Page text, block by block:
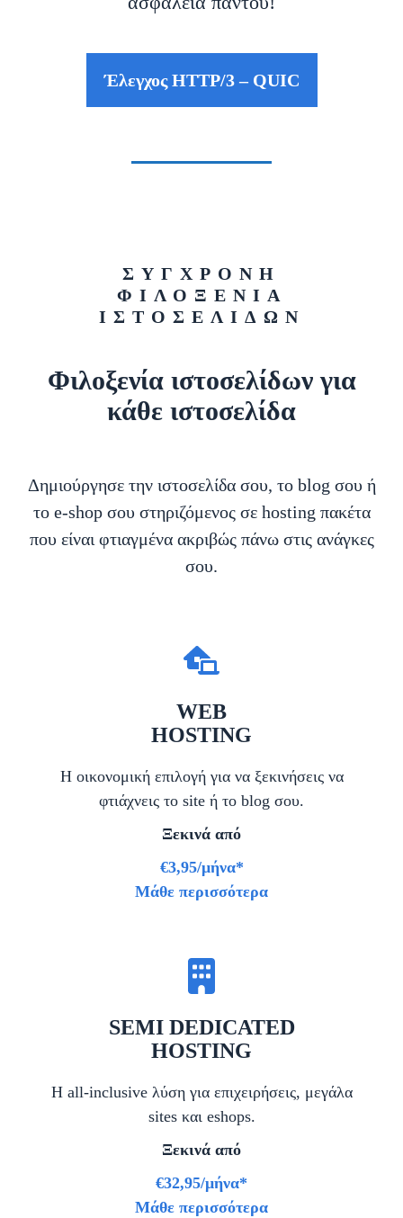
Έλεγχος HTTP/3 – QUIC
ΣΥΓΧΡΟΝΗ
ΦΙΛΟΞΕΝΙΑ
ΙΣΤΟΣΕΛΙΔΩΝ
Φιλοξενία ιστοσελίδων για
κάθε ιστοσελίδα
Δημιούργησε την ιστοσελίδα σου, το blog σου ή
το e-shop σου στηριζόμενος σε hosting πακέτα
που είναι φτιαγμένα ακριβώς πάνω στις ανάγκες
σου.
WEB
HOSTING
Η οικονομική επιλογή για να ξεκινήσεις να
φτιάχνεις το site ή το blog σου.
Ξεκινά από
€3,95/μήνα*
Μάθε περισσότερα
SEMI DEDICATED
HOSTING
Η all-inclusive λύση για επιχειρήσεις, μεγάλα
sites και eshops.
Ξεκινά από
€32,95/μήνα*
Μάθε περισσότερα